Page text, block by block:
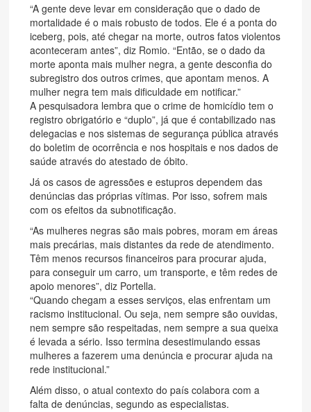
“A gente deve levar em consideração que o dado de
mortalidade é o mais robusto de todos. Ele é a ponta do
iceberg, pois, até chegar na morte, outros fatos violentos
aconteceram antes”, diz Romio. “Então, se o dado da
morte aponta mais mulher negra, a gente desconfia do
subregistro dos outros crimes, que apontam menos. A
mulher negra tem mais dificuldade em notificar.”
A pesquisadora lembra que o crime de homicídio tem o
registro obrigatório e “duplo”, já que é contabilizado nas
delegacias e nos sistemas de segurança pública através
do boletim de ocorrência e nos hospitais e nos dados de
saúde através do atestado de óbito.
Já os casos de agressões e estupros dependem das
denúncias das próprias vítimas. Por isso, sofrem mais
com os efeitos da subnotificação.
“As mulheres negras são mais pobres, moram em áreas
mais precárias, mais distantes da rede de atendimento.
Têm menos recursos financeiros para procurar ajuda,
para conseguir um carro, um transporte, e têm redes de
apoio menores”, diz Portella.
“Quando chegam a esses serviços, elas enfrentam um
racismo institucional. Ou seja, nem sempre são ouvidas,
nem sempre são respeitadas, nem sempre a sua queixa
é levada a sério. Isso termina desestimulando essas
mulheres a fazerem uma denúncia e procurar ajuda na
rede institucional.”
Além disso, o atual contexto do país colabora com a
falta de denúncias, segundo as especialistas.